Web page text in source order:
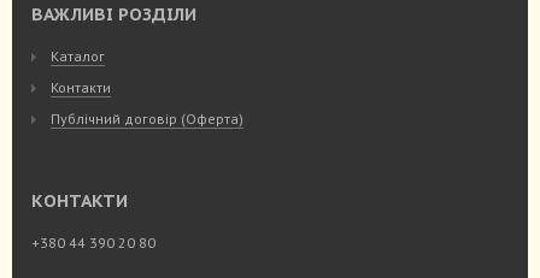
ВАЖЛИВІ РОЗДІЛИ
Каталог
Контакти
Публічний договір (Оферта)
КОНТАКТИ
+380 44 390 20 80